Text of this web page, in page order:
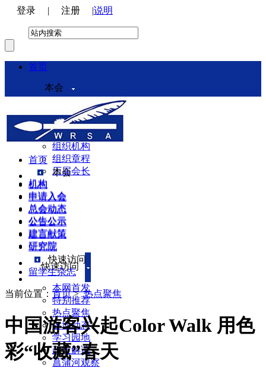
登录 | 注册 |说明
首页
本会
本会介绍
领导机构
理事会
组织机构
组织章程
历届会长
机构
申请入会
总会动态
公告公示
建言献策
研究院
快速访问
本网首发
特别推荐
热点聚焦
各地动态
学习园地
政策解读
菖蒲河观察
首页
本会
机构
申请入会
总会动态
公告公示
建言献策
研究院
快速访问
留学生杂志
当前位置： 首页>热点聚焦
中国游客兴起Color Walk 用色
彩“收藏”春天